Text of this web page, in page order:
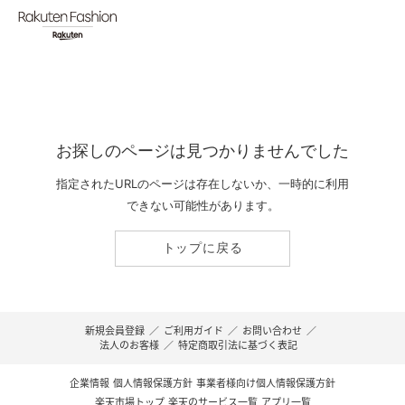
お探しのページは見つかりませんでした
指定されたURLのページは存在しないか、一時的に利用
できない可能性があります。
トップに戻る
新規会員登録 ／ ご利用ガイド ／ お問い合わせ ／
法人のお客様 ／ 特定商取引法に基づく表記
企業情報 個人情報保護方針 事業者様向け個人情報保護方針
楽天市場トップ 楽天のサービス一覧 アプリ一覧